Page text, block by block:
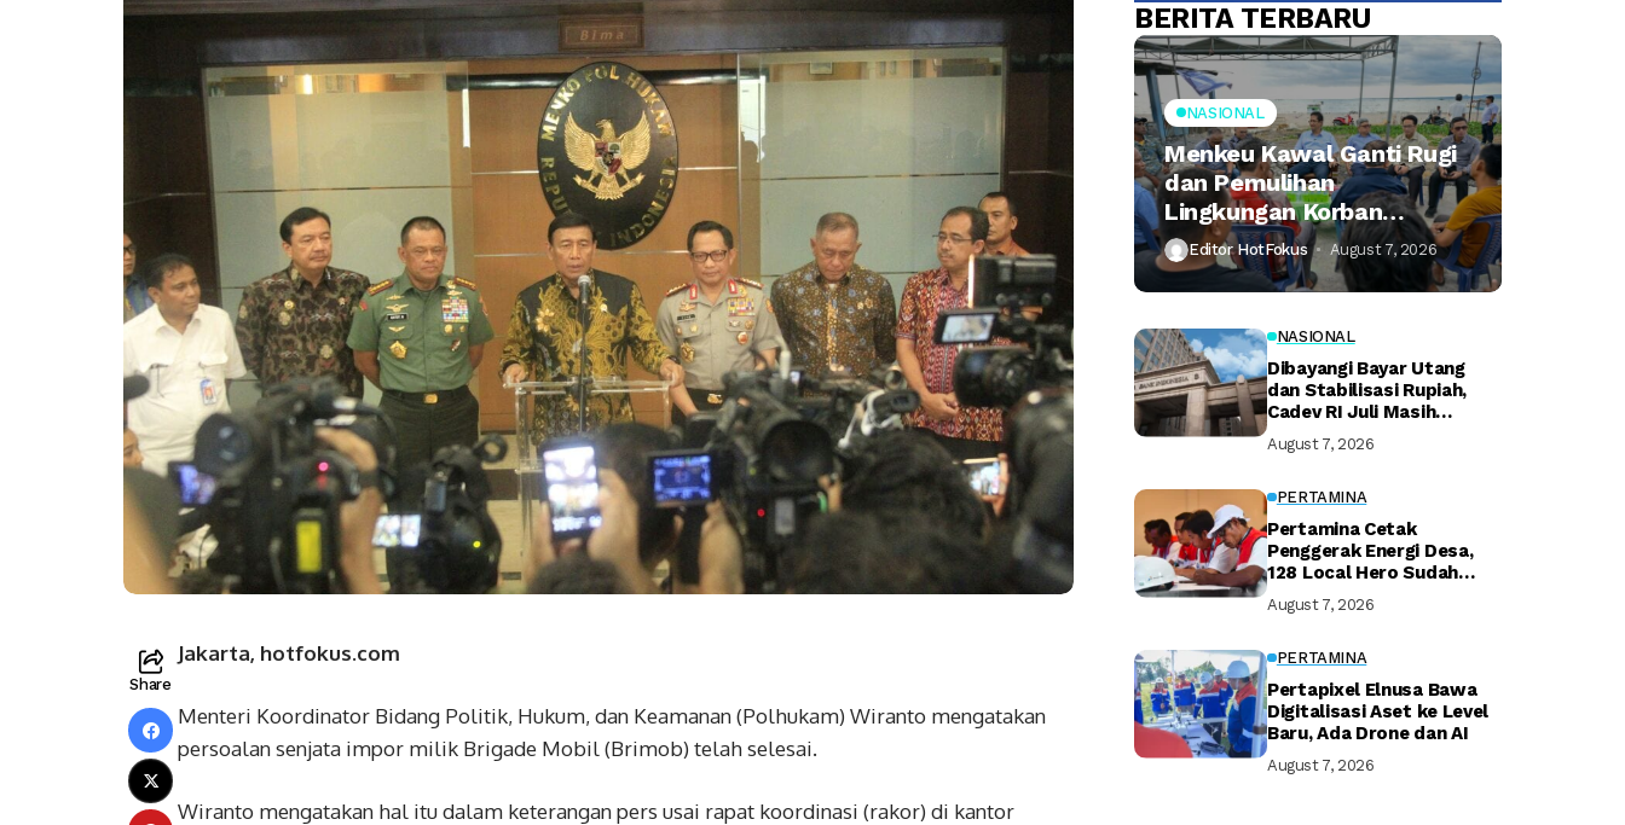
Share
Jakarta, hotfokus.com
Menteri Koordinator Bidang Politik, Hukum, dan Keamanan (Polhukam) Wiranto mengatakan
persoalan senjata impor milik Brigade Mobil (Brimob) telah selesai.
Wiranto mengatakan hal itu dalam keterangan pers usai rapat koordinasi (rakor) di kantor
BERITA TERBARU
NASIONAL
Menkeu Kawal Ganti Rugi
dan Pemulihan
Lingkungan Korban
Tumpahan Minyak
Montara
Editor HotFokus August 7, 2026
NASIONAL
Dibayangi Bayar Utang
dan Stabilisasi Rupiah,
Cadev RI Juli Masih
August 7, 2026
PERTAMINA
Pertamina Cetak
Penggerak Energi Desa,
128 Local Hero Sudah
August 7, 2026
PERTAMINA
Pertapixel Elnusa Bawa
Digitalisasi Aset ke Level
Baru, Ada Drone dan AI
August 7, 2026